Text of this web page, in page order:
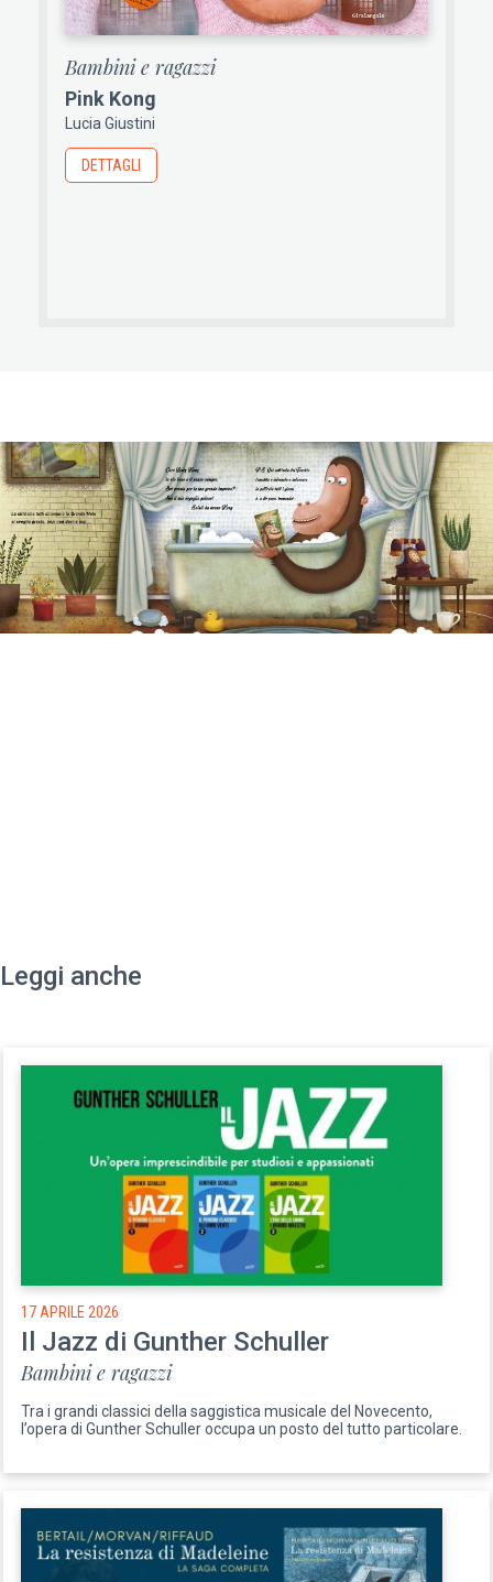
Bambini e ragazzi
Pink Kong
Lucia Giustini
DETTAGLI
Leggi anche
17 APRILE 2026
Il Jazz di Gunther Schuller
Bambini e ragazzi
Tra i grandi classici della saggistica musicale del Novecento,
l’opera di Gunther Schuller occupa un posto del tutto particolare.